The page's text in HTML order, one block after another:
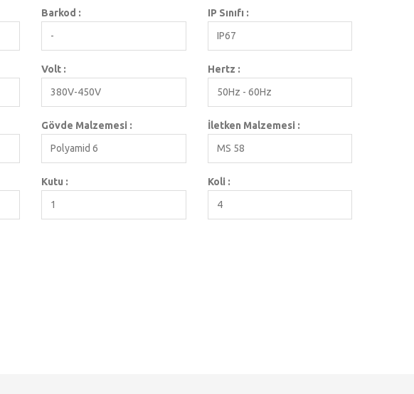
Barkod :
-
IP Sınıfı :
IP67
Volt :
380V-450V
Hertz :
50Hz - 60Hz
Gövde Malzemesi :
Polyamid 6
İletken Malzemesi :
MS 58
Kutu :
1
Koli :
4